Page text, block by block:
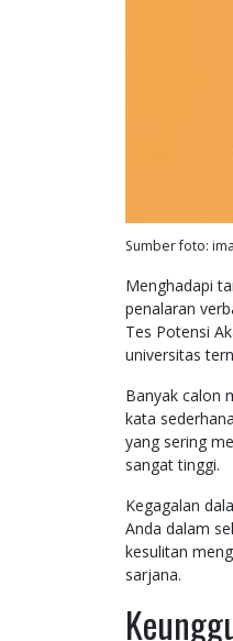
Sumber foto:
Menghadapi
penalaran
Tes Potensi
universitas
Banyak calon
kata
yang sering
sangat tinggi.
Kegagalan
Anda dalam
kesulitan
sarjana.